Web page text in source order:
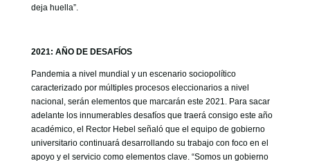
deja huella”.
2021: AÑO DE DESAFÍOS
Pandemia a nivel mundial y un escenario sociopolítico
caracterizado por múltiples procesos eleccionarios a nivel
nacional, serán elementos que marcarán este 2021. Para sacar
adelante los innumerables desafíos que traerá consigo este año
académico, el Rector Hebel señaló que el equipo de gobierno
universitario continuará desarrollando su trabajo con foco en el
apoyo y el servicio como elementos clave. “Somos un gobierno